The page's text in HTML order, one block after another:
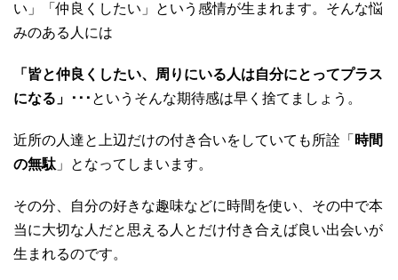
い」「仲良くしたい」という感情が生まれます。そんな悩
みのある人には
「皆と仲良くしたい、周りにいる人は自分にとってプラス
になる」･･･ というそんな期待感は早く捨てましょう。
近所の人達と上辺だけの付き合いをしていても所詮「 時間
の無駄 」となってしまいます。
その分、自分の好きな趣味などに時間を使い、その中で本
当に大切な人だと思える人とだけ付き合えば良い出会いが
生まれるのです。